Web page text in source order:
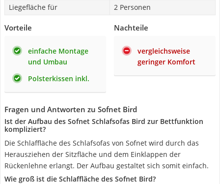
Liegefläche für
2 Personen
Vorteile
einfache Montage
und Umbau
Polsterkissen inkl.
Nachteile
vergleichsweise
geringer Komfort
Fragen und Antworten zu Sofnet Bird
Ist der Aufbau des Sofnet Schlafsofas Bird zur Bettfunktion
kompliziert?
Die Schlaffläche des Schlafsofas von Sofnet wird durch das
Herausziehen der Sitzfläche und dem Einklappen der
Rückenlehne erlangt. Der Aufbau gestaltet sich somit einfach.
Wie groß ist die Schlaffläche des Sofnet Bird?